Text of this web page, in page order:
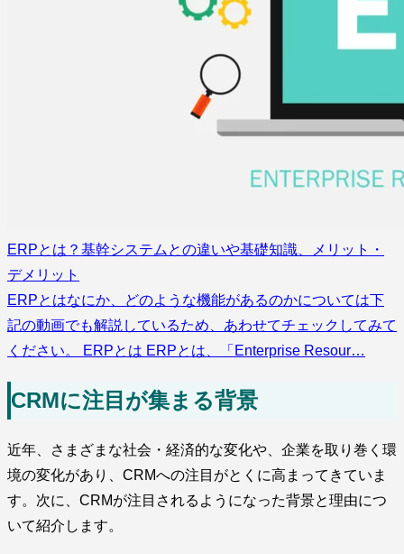
ERPとは？基幹システムとの違いや基礎知識、メリット・
デメリット
ERPとはなにか、どのような機能があるのかについては下
記の動画でも解説しているため、あわせてチェックしてみて
ください。 ERPとは ERPとは、「Enterprise Resour…
CRMに注目が集まる背景
近年、さまざまな社会・経済的な変化や、企業を取り巻く環
境の変化があり、CRMへの注目がとくに高まってきていま
す。次に、CRMが注目されるようになった背景と理由につ
いて紹介します。